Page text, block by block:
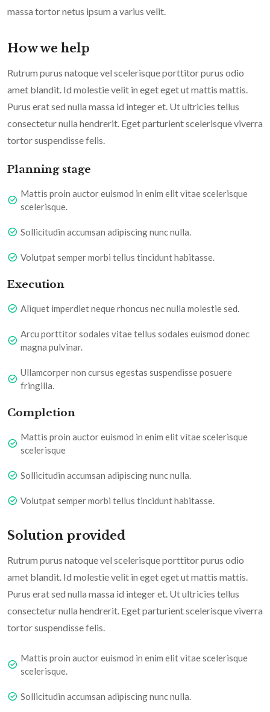
massa tortor netus ipsum a varius velit.
How we help
Rutrum purus natoque vel scelerisque porttitor purus odio
amet blandit. Id molestie velit in eget eget ut mattis mattis.
Purus erat sed nulla massa id integer et. Ut ultricies tellus
consectetur nulla hendrerit. Eget parturient scelerisque viverra
tortor suspendisse felis.
Planning stage
Mattis proin auctor euismod in enim elit vitae scelerisque
scelerisque.
Sollicitudin accumsan adipiscing nunc nulla.
Volutpat semper morbi tellus tincidunt habitasse.
Execution
Aliquet imperdiet neque rhoncus nec nulla molestie sed.
Arcu porttitor sodales vitae tellus sodales euismod donec
magna pulvinar.
Ullamcorper non cursus egestas suspendisse posuere
fringilla.
Completion
Mattis proin auctor euismod in enim elit vitae scelerisque
scelerisque
Sollicitudin accumsan adipiscing nunc nulla.
Volutpat semper morbi tellus tincidunt habitasse.
Solution provided
Rutrum purus natoque vel scelerisque porttitor purus odio
amet blandit. Id molestie velit in eget eget ut mattis mattis.
Purus erat sed nulla massa id integer et. Ut ultricies tellus
consectetur nulla hendrerit. Eget parturient scelerisque viverra
tortor suspendisse felis.
Mattis proin auctor euismod in enim elit vitae scelerisque
scelerisque.
Sollicitudin accumsan adipiscing nunc nulla.